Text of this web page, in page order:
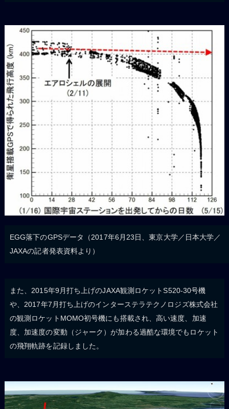
EGG落下のGPSデータ（2017年6月23日、東京大学／日本大学／
JAXAの記者発表資料より）
また、2015年9月打ち上げのJAXA観測ロケットS520-30号機
や、2017年7月打ち上げのインターステラテクノロジズ株式会社
の観測ロケットMOMO初号機にも搭載され、高い速度、加速
度、加速度の変動（ジャーク）が加わる過酷な環境でもロケット
の飛翔軌跡を記録しました。